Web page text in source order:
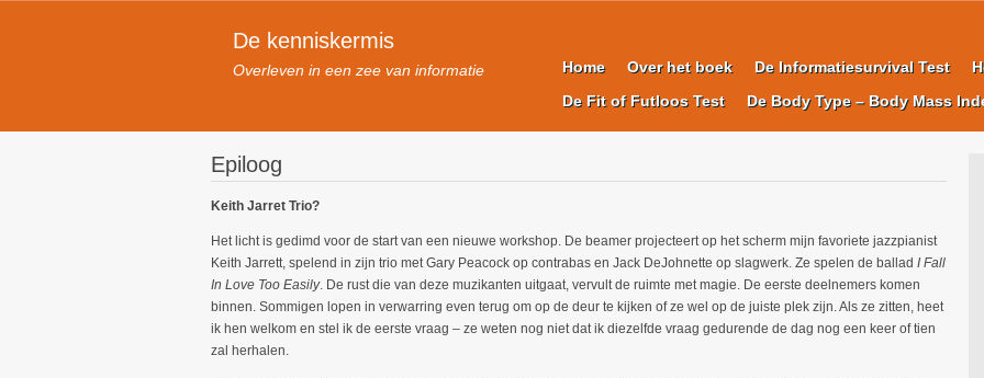
De kenniskermis
Overleven in een zee van informatie Home Over het boek De Informatiesurvival Test
De Fit of Futloos Test
De Body Type – Body Mass
Epiloog
Keith Jarret Trio?
Het licht is gedimd voor de start van een nieuwe workshop. De beamer projecteert op het scherm mijn favoriete jazzpianist
Keith Jarrett, spelend in zijn trio met Gary Peacock op contrabas en Jack DeJohnette op slagwerk. Ze spelen de ballad I Fall
In Love Too Easily. De rust die van deze muzikanten uitgaat, vervult de ruimte met magie. De eerste deelnemers komen
binnen. Sommigen lopen in verwarring even terug om op de deur te kijken of ze wel op de juiste plek zijn. Als ze zitten, heet
ik hen welkom en stel ik de eerste vraag – ze weten nog niet dat ik diezelfde vraag gedurende de dag nog een keer of tien
zal herhalen.